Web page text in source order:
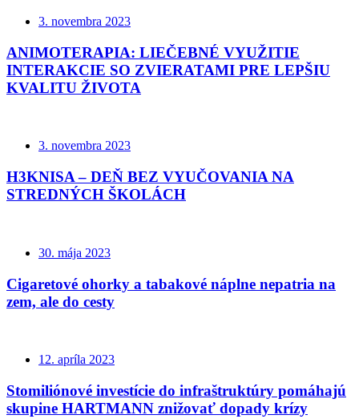
3. novembra 2023
ANIMOTERAPIA: LIEČEBNÉ VYUŽITIE
INTERAKCIE SO ZVIERATAMI PRE LEPŠIU
KVALITU ŽIVOTA
3. novembra 2023
H3KNISA – DEŇ BEZ VYUČOVANIA NA
STREDNÝCH ŠKOLÁCH
30. mája 2023
Cigaretové ohorky a tabakové náplne nepatria na
zem, ale do cesty
12. apríla 2023
Stomiliónové investície do infraštruktúry pomáhajú
skupine HARTMANN znižovať dopady krízy